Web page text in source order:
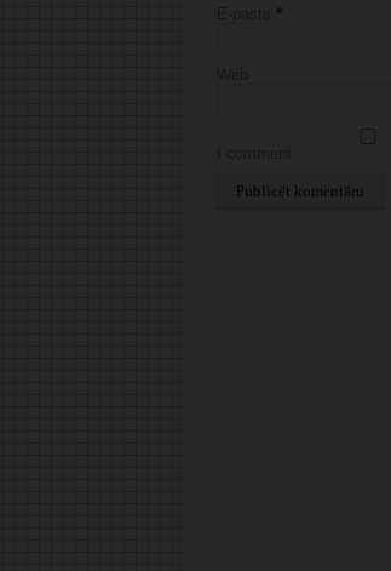
*